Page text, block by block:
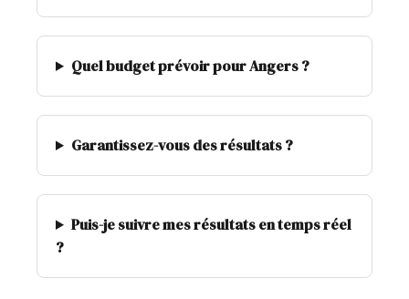
Quel budget prévoir pour Angers ?
Garantissez-vous des résultats ?
Puis-je suivre mes résultats en temps réel
?